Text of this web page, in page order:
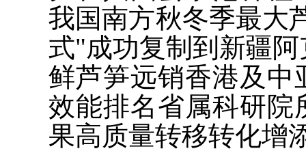
我国南方秋冬季最大
式"成功复制到新疆
鲜芦笋远销香港及中
效能排名省属科研院
果高质量转移转化增